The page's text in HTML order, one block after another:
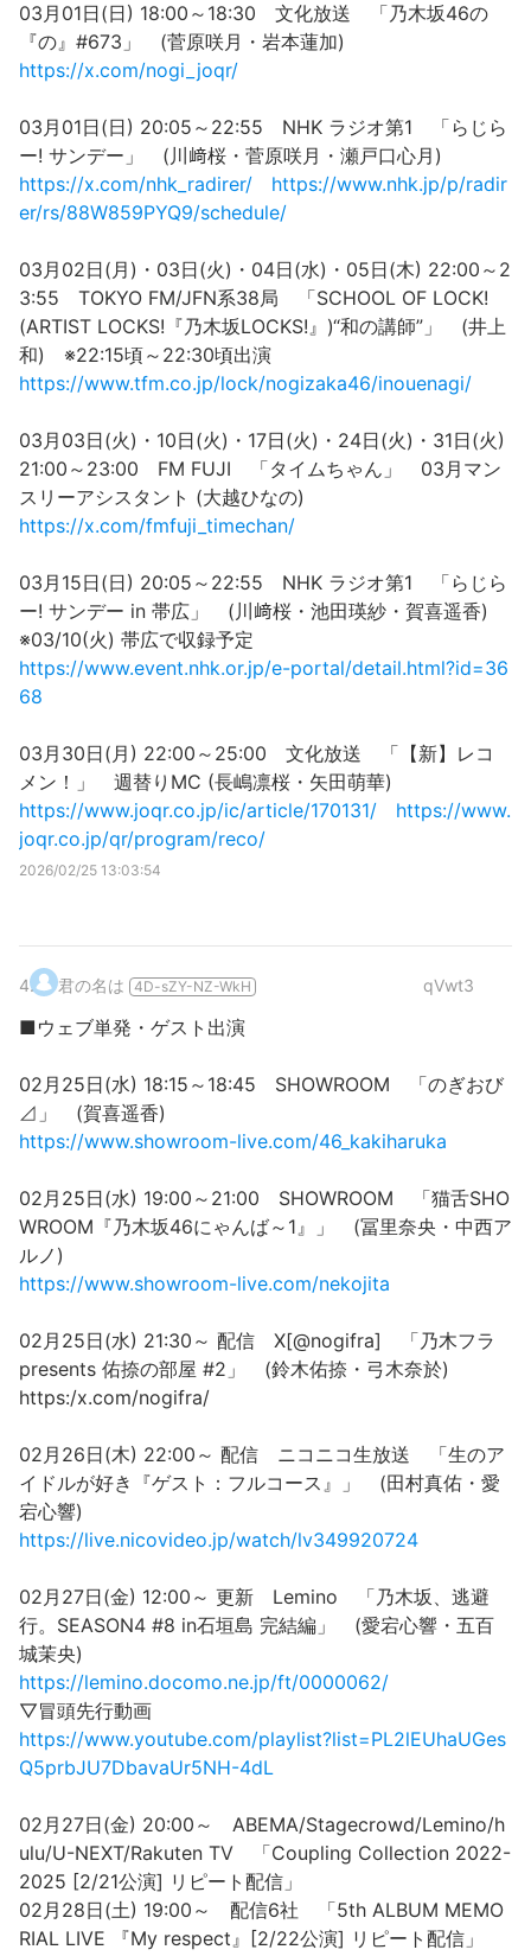
03月01日(日) 18:00～18:30 文化放送 「乃木坂46の
『の』#673」 (菅原咲月・岩本蓮加)
https://x.com/nogi_joqr/
03月01日(日) 20:05～22:55 NHK ラジオ第1 「らじら
ー! サンデー」 (川﨑桜・菅原咲月・瀬戸口心月)
https://x.com/nhk_radirer/
https://www.nhk.jp/p/radir
er/rs/88W859PYQ9/schedule/
03月02日(月)・03日(火)・04日(水)・05日(木) 22:00～2
3:55 TOKYO FM/JFN系38局 「SCHOOL OF LOCK!
(ARTIST LOCKS!『乃木坂LOCKS!』)“和の講師”」 (井上
和) ※22:15頃～22:30頃出演
https://www.tfm.co.jp/lock/nogizaka46/inouenagi/
03月03日(火)・10日(火)・17日(火)・24日(火)・31日(火)
21:00～23:00 FM FUJI 「タイムちゃん」 03月マン
スリーアシスタント (大越ひなの)
https://x.com/fmfuji_timechan/
03月15日(日) 20:05～22:55 NHK ラジオ第1 「らじら
ー! サンデー in 帯広」 (川﨑桜・池田瑛紗・賀喜遥香)
※03/10(火) 帯広で収録予定
https://www.event.nhk.or.jp/e-portal/detail.html?id=36
68
03月30日(月) 22:00～25:00 文化放送 「【新】レコ
メン！」 週替りMC (長嶋凛桜・矢田萌華)
https://www.joqr.co.jp/ic/article/170131/
https://www.
joqr.co.jp/qr/program/reco/
2026/02/25 13:03:54
4. 君の名は 4D-sZY-NZ-WkH qVwt3
■ウェブ単発・ゲスト出演
02月25日(水) 18:15～18:45 SHOWROOM 「のぎおび
⊿」 (賀喜遥香)
https://www.showroom-live.com/46_kakiharuka
02月25日(水) 19:00～21:00 SHOWROOM 「猫舌SHO
WROOM『乃木坂46にゃんば～1』」 (冨里奈央・中西ア
ルノ)
https://www.showroom-live.com/nekojita
02月25日(水) 21:30～ 配信 X[@nogifra] 「乃木フラ
presents 佑捺の部屋 #2」 (鈴木佑捺・弓木奈於)
https:/x.com/nogifra/
02月26日(木) 22:00～ 配信 ニコニコ生放送 「生のア
イドルが好き『ゲスト：フルコース』」 (田村真佑・愛
宕心響)
https://live.nicovideo.jp/watch/lv349920724
02月27日(金) 12:00～ 更新 Lemino 「乃木坂、逃避
行。SEASON4 #8 in石垣島 完結編」 (愛宕心響・五百
城茉央)
https://lemino.docomo.ne.jp/ft/0000062/
▽冒頭先行動画
https://www.youtube.com/playlist?list=PL2lEUhaUGes
Q5prbJU7DbavaUr5NH-4dL
02月27日(金) 20:00～ ABEMA/Stagecrowd/Lemino/h
ulu/U-NEXT/Rakuten TV 「Coupling Collection 2022-
2025 [2/21公演] リピート配信」
02月28日(土) 19:00～ 配信6社 「5th ALBUM MEMO
RIAL LIVE 『My respect』[2/22公演] リピート配信」